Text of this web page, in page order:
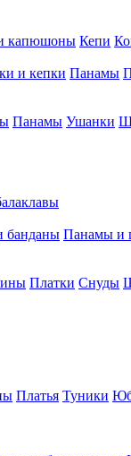
капюшоны Кепи
и кепки Панамы
Панамы Ушанки
банданы Панамы и
Платки Снуды
Платья Туники